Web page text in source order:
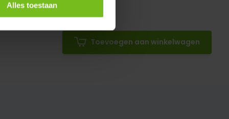
Alles toestaan
Toevoegen aan winkelwagen